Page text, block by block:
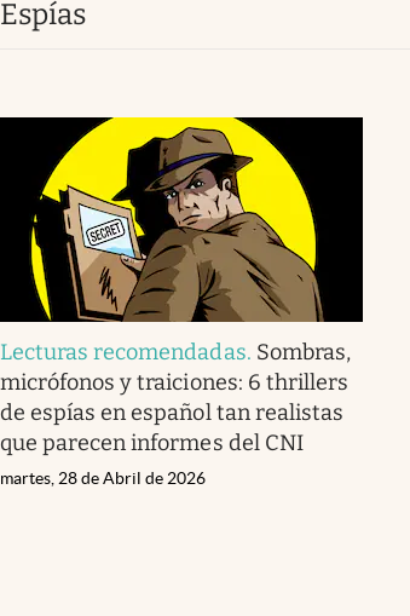
espías
Lecturas recomendadas. Sombras,
micrófonos y traiciones: 6 thrillers
de espías en español tan realistas
que parecen informes del CNI
martes, 28 de Abril de 2026